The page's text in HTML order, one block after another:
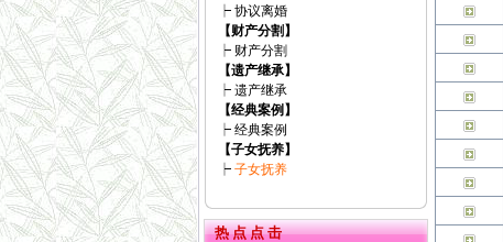
┝ 协议离婚
【财产分割】
┝ 财产分割
【遗产继承】
┝ 遗产继承
【经典案例】
┝ 经典案例
【子女抚养】
┝ 子女抚养
热 点 点 击